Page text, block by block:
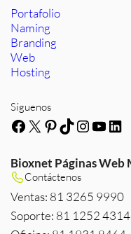
Portafolio
Naming
Branding
Web
Hosting
Síguenos
Facebook
X Pinterest
TikTok
Bioxnet Páginas
Contáctenos
Ventas: 81 3265 9990
Soporte: 81 1252 4314